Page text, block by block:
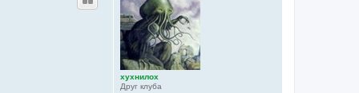
хухнилох
Друг клуба